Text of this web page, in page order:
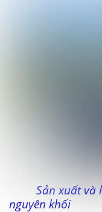
Sản xuất và
nguyên khối